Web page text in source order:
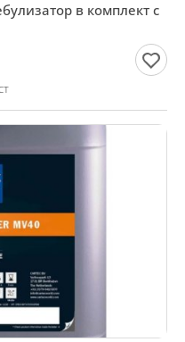
в комплект с